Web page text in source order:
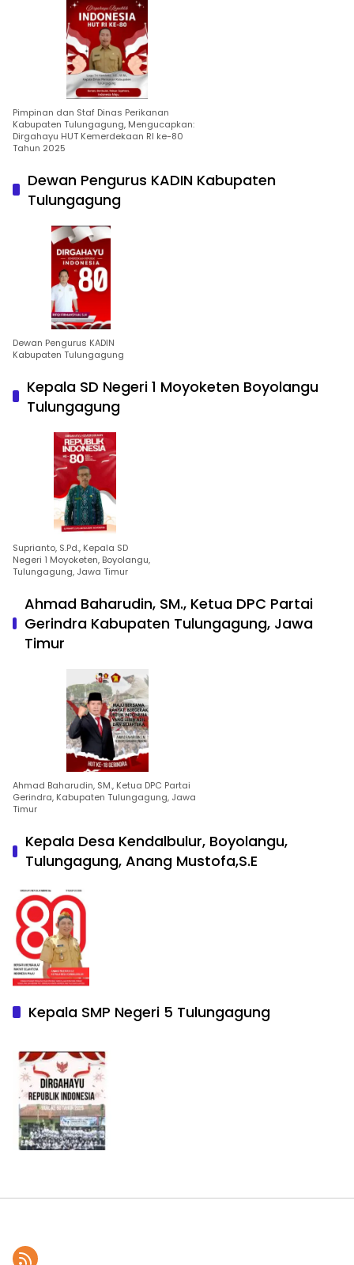
Pimpinan dan Staf Dinas Perikanan
Kabupaten Tulungagung, Mengucapkan:
Dirgahayu HUT Kemerdekaan RI ke-80
Tahun 2025
Dewan Pengurus KADIN Kabupaten
Tulungagung
Dewan Pengurus KADIN
Kabupaten Tulungagung
Kepala SD Negeri 1 Moyoketen Boyolangu
Tulungagung
Suprianto, S.Pd., Kepala SD
Negeri 1 Moyoketen, Boyolangu,
Tulungagung, Jawa Timur
Ahmad Baharudin, SM., Ketua DPC Partai
Gerindra Kabupaten Tulungagung, Jawa
Timur
Ahmad Baharudin, SM., Ketua DPC Partai
Gerindra, Kabupaten Tulungagung, Jawa
Timur
Kepala Desa Kendalbulur, Boyolangu,
Tulungagung, Anang Mustofa,S.E
Kepala SMP Negeri 5 Tulungagung